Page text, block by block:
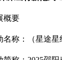
概要
名称：（星途